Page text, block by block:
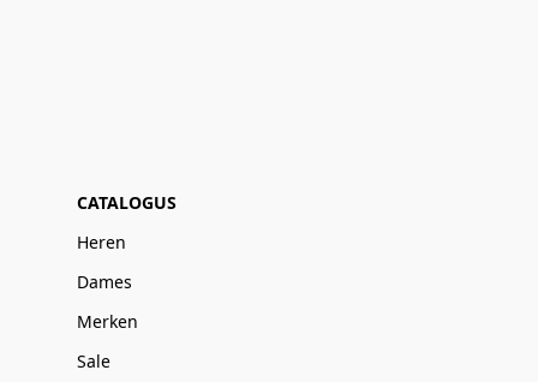
CATALOGUS
Heren
Dames
Merken
Sale